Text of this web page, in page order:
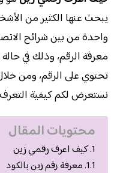
يبحث عنها الكثير من
واحدة من بين شرائح
معرفة الرقم، وذلك في حالة
تحتوي على الرقم، ومن
نستعرض لكم كيفية
محتويات المقال
كيف اعرف رقمي زين
معرفة رقم زين بالكود